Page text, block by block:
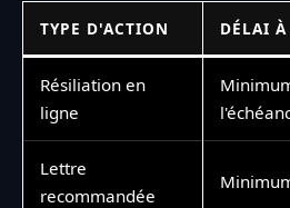
TYPE D'ACTION DÉLAI À
Résiliation en
ligne
Lettre
recommandée